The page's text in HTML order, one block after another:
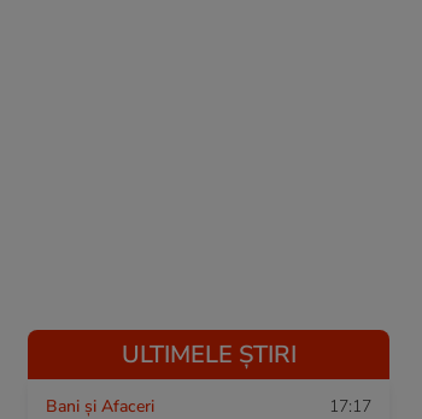
ULTIMELE ȘTIRI
Bani și Afaceri 17:17